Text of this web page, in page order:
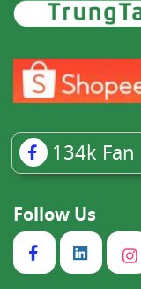
134k Fan
Follow Us